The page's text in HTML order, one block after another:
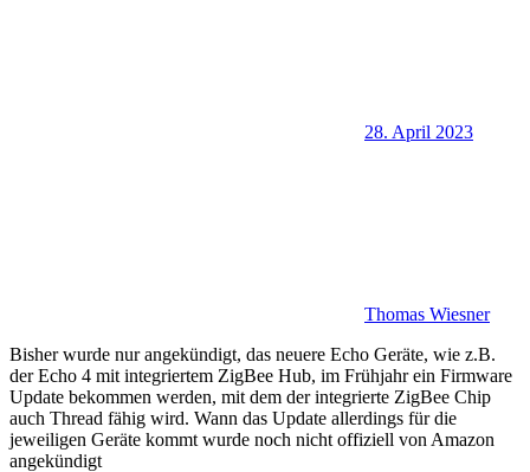
28. April 2023
Thomas Wiesner
Bisher wurde nur angekündigt, das neuere Echo Geräte, wie z.B.
der Echo 4 mit integriertem ZigBee Hub, im Frühjahr ein Firmware
Update bekommen werden, mit dem der integrierte ZigBee Chip
auch Thread fähig wird. Wann das Update allerdings für die
jeweiligen Geräte kommt wurde noch nicht offiziell von Amazon
angekündigt